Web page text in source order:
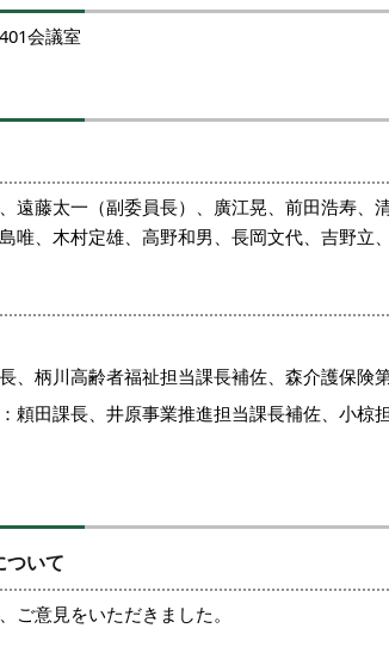
会議室
遠藤太一（副委員長）、廣江晃、前田浩寿、
唯、木村定雄、高野和男、長岡文代、吉野立
、柄川高齢者福祉担当課長補佐、森介護保険
頼田課長、井原事業推進担当課長補佐、小
ついて
ご意見をいただきました。